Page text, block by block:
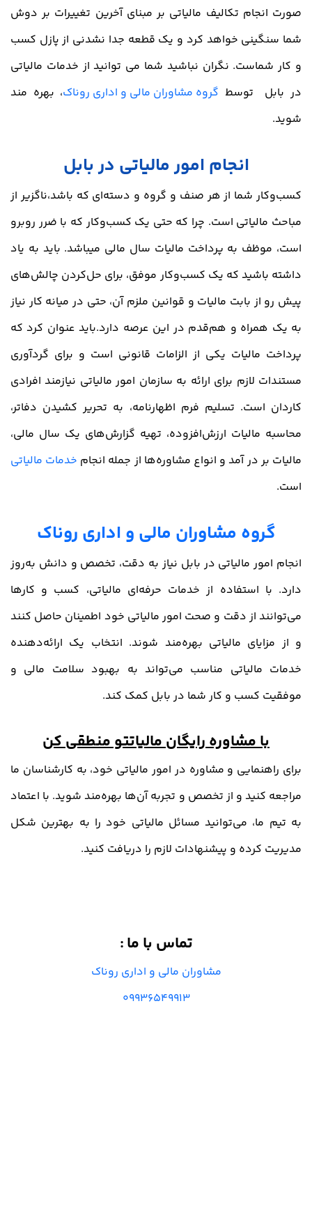
صورت انجام تکالیف مالیاتی بر مبنای آخرین تغییرات بر دوش
شما سنگینی خواهد کرد و یک قطعه جدا نشدنی از پازل کسب
و کار شماست. نگران نباشید شما می توانید از خدمات مالیاتی
در بابل توسط گروه مشاوران مالی و اداری روناک، بهره مند
شوید.
انجام امور مالیاتی در بابل
کسب‌وکار شما از هر صنف و گروه و دسته‌ای که باشد،ناگزیر از
مباحث مالیاتی است. چرا که حتی یک کسب‌وکار که با ضرر روبرو
است، موظف به پرداخت مالیات سال مالی میباشد. باید به یاد
داشته باشید که یک کسب‌وکار موفق، برای حل‌کردن چالش‌های
پیش رو از بابت مالیات و قوانین ملزم آن، حتی در میانه کار نیاز
به یک همراه و هم‌قدم در این عرصه دارد.باید عنوان کرد که
پرداخت مالیات یکی از الزامات قانونی است و برای گردآوری
مستندات لازم برای ارائه به سازمان امور مالیاتی نیازمند افرادی
کاردان است. تسلیم فرم اظهارنامه، به تحریر کشیدن دفاتر،
محاسبه مالیات ارزش‌افزوده، تهیه گزارش‌های یک سال مالی،
مالیات بر در آمد و انواع مشاوره‌ها از جمله انجام خدمات مالیاتی
است.
گروه مشاوران مالی و اداری روناک
انجام امور مالیاتی در بابل نیاز به دقت، تخصص و دانش به‌روز
دارد. با استفاده از خدمات حرفه‌ای مالیاتی، کسب و کارها
می‌توانند از دقت و صحت امور مالیاتی خود اطمینان حاصل کنند
و از مزایای مالیاتی بهره‌مند شوند. انتخاب یک ارائه‌دهنده
خدمات مالیاتی مناسب می‌تواند به بهبود سلامت مالی و
موفقیت کسب و کار شما در بابل کمک کند.
بامشاوره رایگانمالیاتتو منطقی کن
برای راهنمایی و مشاوره در امور مالیاتی خود، به کارشناسان ما
مراجعه کنید و از تخصص و تجربه آن‌ها بهره‌مند شوید. با اعتماد
به تیم ما، می‌توانید مسائل مالیاتی خود را به بهترین شکل
مدیریت کرده و پیشنهادات لازم را دریافت کنید.
تماس با ما:
مشاوران مالی و اداری روناک
09936549913